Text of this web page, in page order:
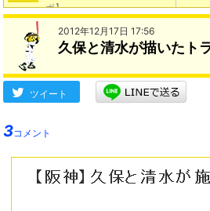
ポ】
2012年12月17日 17:56
久保と清水が描いたト
ツイート
3コメント